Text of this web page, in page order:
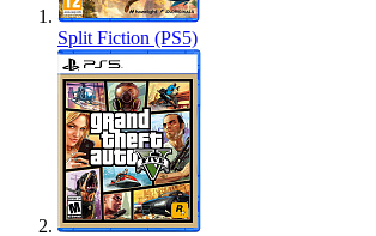
Split Fiction (PS5)